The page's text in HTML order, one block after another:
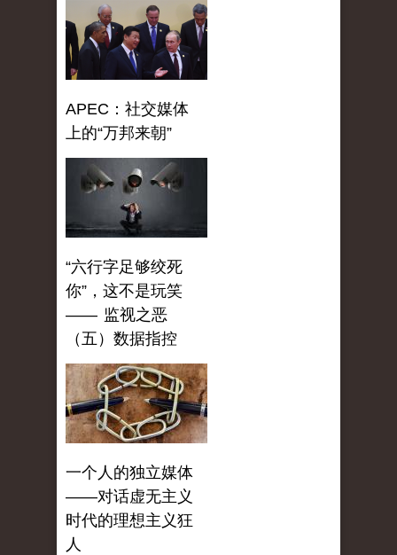
APEC：社交媒体
上的“万邦来朝”
“六行字足够绞死
你”，这不是玩笑
—— 监视之恶
（五）数据指控
一个人的独立媒体
——对话虚无主义
时代的理想主义狂
人